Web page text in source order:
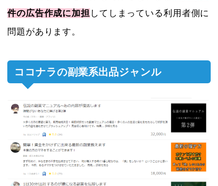
件の広告作成に加担 してしまっている利用者側に
問題があります。
ココナラの副業系出品ジャンル